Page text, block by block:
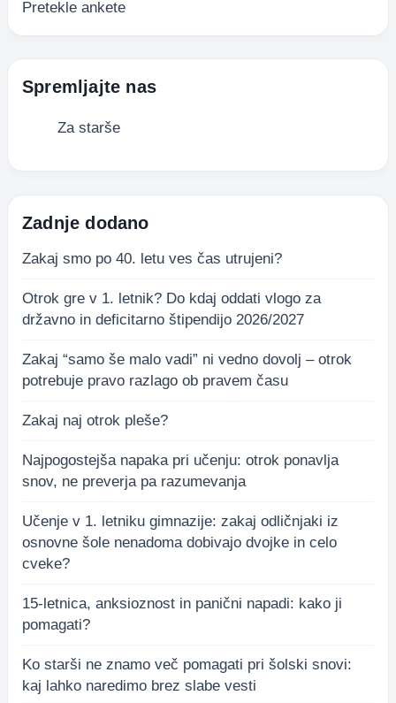
Pretekle ankete
Spremljajte nas
Za starše
Zadnje dodano
Zakaj smo po 40. letu ves čas utrujeni?
Otrok gre v 1. letnik? Do kdaj oddati vlogo za
državno in deficitarno štipendijo 2026/2027
Zakaj “samo še malo vadi” ni vedno dovolj – otrok
potrebuje pravo razlago ob pravem času
Zakaj naj otrok pleše?
Najpogostejša napaka pri učenju: otrok ponavlja
snov, ne preverja pa razumevanja
Učenje v 1. letniku gimnazije: zakaj odličnjaki iz
osnovne šole nenadoma dobivajo dvojke in celo
cveke?
15-letnica, anksioznost in panični napadi: kako ji
pomagati?
Ko starši ne znamo več pomagati pri šolski snovi:
kaj lahko naredimo brez slabe vesti